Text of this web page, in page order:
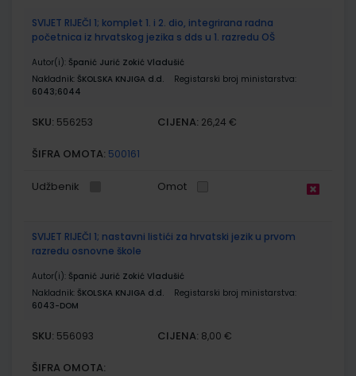
proizvodi
SVIJET RIJEČI 1; komplet 1. i 2. dio, integrirana radna
početnica iz hrvatskog jezika s dds u 1. razredu OŠ
Autor(i): Španić Jurić Zokić Vladušić
Nakladnik: ŠKOLSKA KNJIGA d.d.
Registarski broj ministarstva:
6043;6044
SKU: 556253 CIJENA: 26,24 €
ŠIFRA OMOTA: 500161
Udžbenik Omot
SVIJET RIJEČI 1; nastavni listići za hrvatski jezik u prvom
razredu osnovne škole
Autor(i): Španić Jurić Zokić Vladušić
Nakladnik: ŠKOLSKA KNJIGA d.d.
Registarski broj ministarstva:
6043-DOM
SKU: 556093 CIJENA: 8,00 €
ŠIFRA OMOTA: